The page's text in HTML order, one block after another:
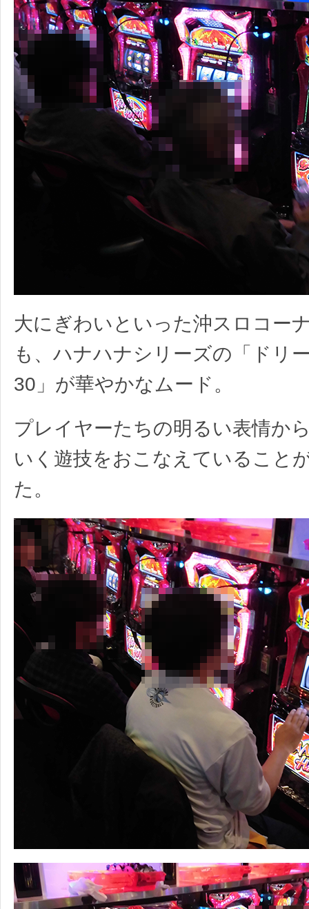
大にぎわいといった沖スロコー
も、ハナハナシリーズの「ドリ
30」が華やかなムード。
プレイヤーたちの明るい表情か
いく遊技をおこなえていること
た。